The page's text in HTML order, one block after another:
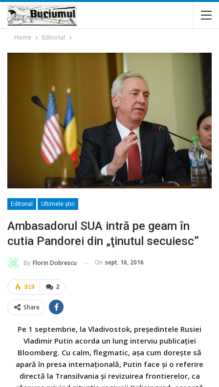
Home Editorial
Editorial Ultimele ştiri
Ambasadorul SUA intră pe geam în
cutia Pandorei din „ţinutul secuiesc”
By Florin Dobrescu On sept. 16, 2016
2
919
Share
Pe 1 septembrie, la Vladivostok, preşedintele Rusiei
Vladimir Putin acorda un lung interviu publicaţiei
Bloomberg. Cu calm, flegmatic, aşa cum doreşte să
apară în presa internaţională, Putin face şi o referire
directă la Transilvania şi revizuirea frontierelor, ca